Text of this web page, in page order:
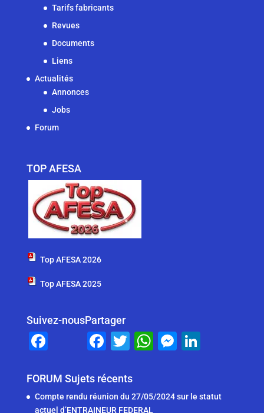
Tarifs fabricants
Revues
Documents
Liens
Actualités
Annonces
Jobs
Forum
TOP AFESA
Top AFESA 2026
Top AFESA 2025
Suivez-nous
c
e
Partager
F
c
e
T
tt
er
W
s
M
e
e
FORUM Sujets récents
Compte rendu réunion du 27/05/2024 sur le statut
actuel d’ENTRAINEUR FEDERAL